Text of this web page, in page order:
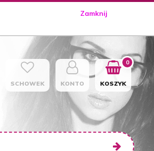
Zamknij
SCHOWEK KONTO KOSZYK
0